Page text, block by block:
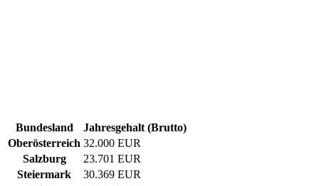
Bundesland
Jahresgehalt (Brutto)
Oberösterreich 32.000 EUR
Salzburg
23.701 EUR
Steiermark
30.369 EUR